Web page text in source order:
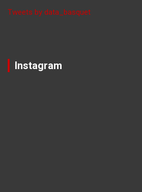
Tweets by data_basquet
Instagram